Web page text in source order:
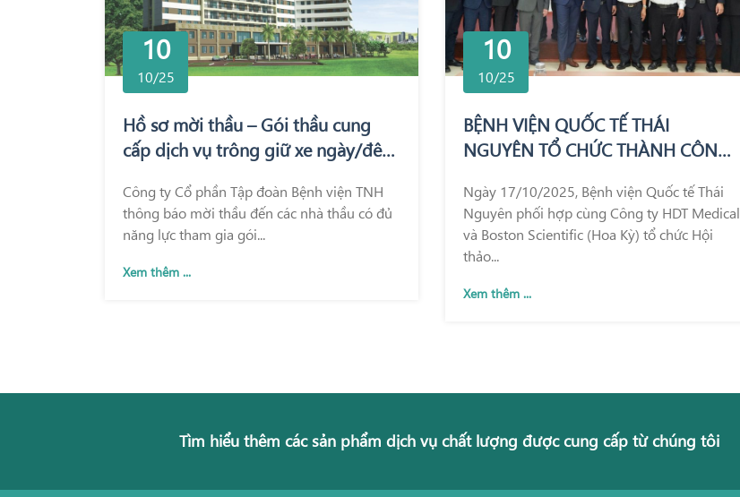
10
10/25
Hồ sơ mời thầu – Gói thầu cung
cấp dịch vụ trông giữ xe ngày/đêm
và Bệnh viện TNH Phổ Yên
Công ty Cổ phần Tập đoàn Bệnh viện TNH
thông báo mời thầu đến các nhà thầu có đủ
năng lực tham gia gói...
Xem thêm ...
10
10/25
BỆNH VIỆN QUỐC TẾ THÁI
NGUYÊN TỔ CHỨC THÀNH CÔNG
KỸ THUẬT REZUM – BƯỚC TIẾN
MỚI TRONG ĐIỀU TRỊ PHÌ ĐẠI
TUYẾN TIỀN LIỆT
Ngày 17/10/2025, Bệnh viện Quốc tế Thái
Nguyên phối hợp cùng Công ty HDT Medical
và Boston Scientific (Hoa Kỳ) tổ chức Hội
thảo...
Xem thêm ...
Tìm hiểu thêm các sản phẩm dịch vụ chất lượng được cung cấp từ chúng tôi